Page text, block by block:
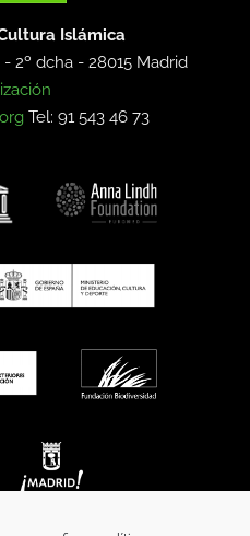
Islámica
- 2º dcha -28015 Madrid
Tel: 91 543 46 73